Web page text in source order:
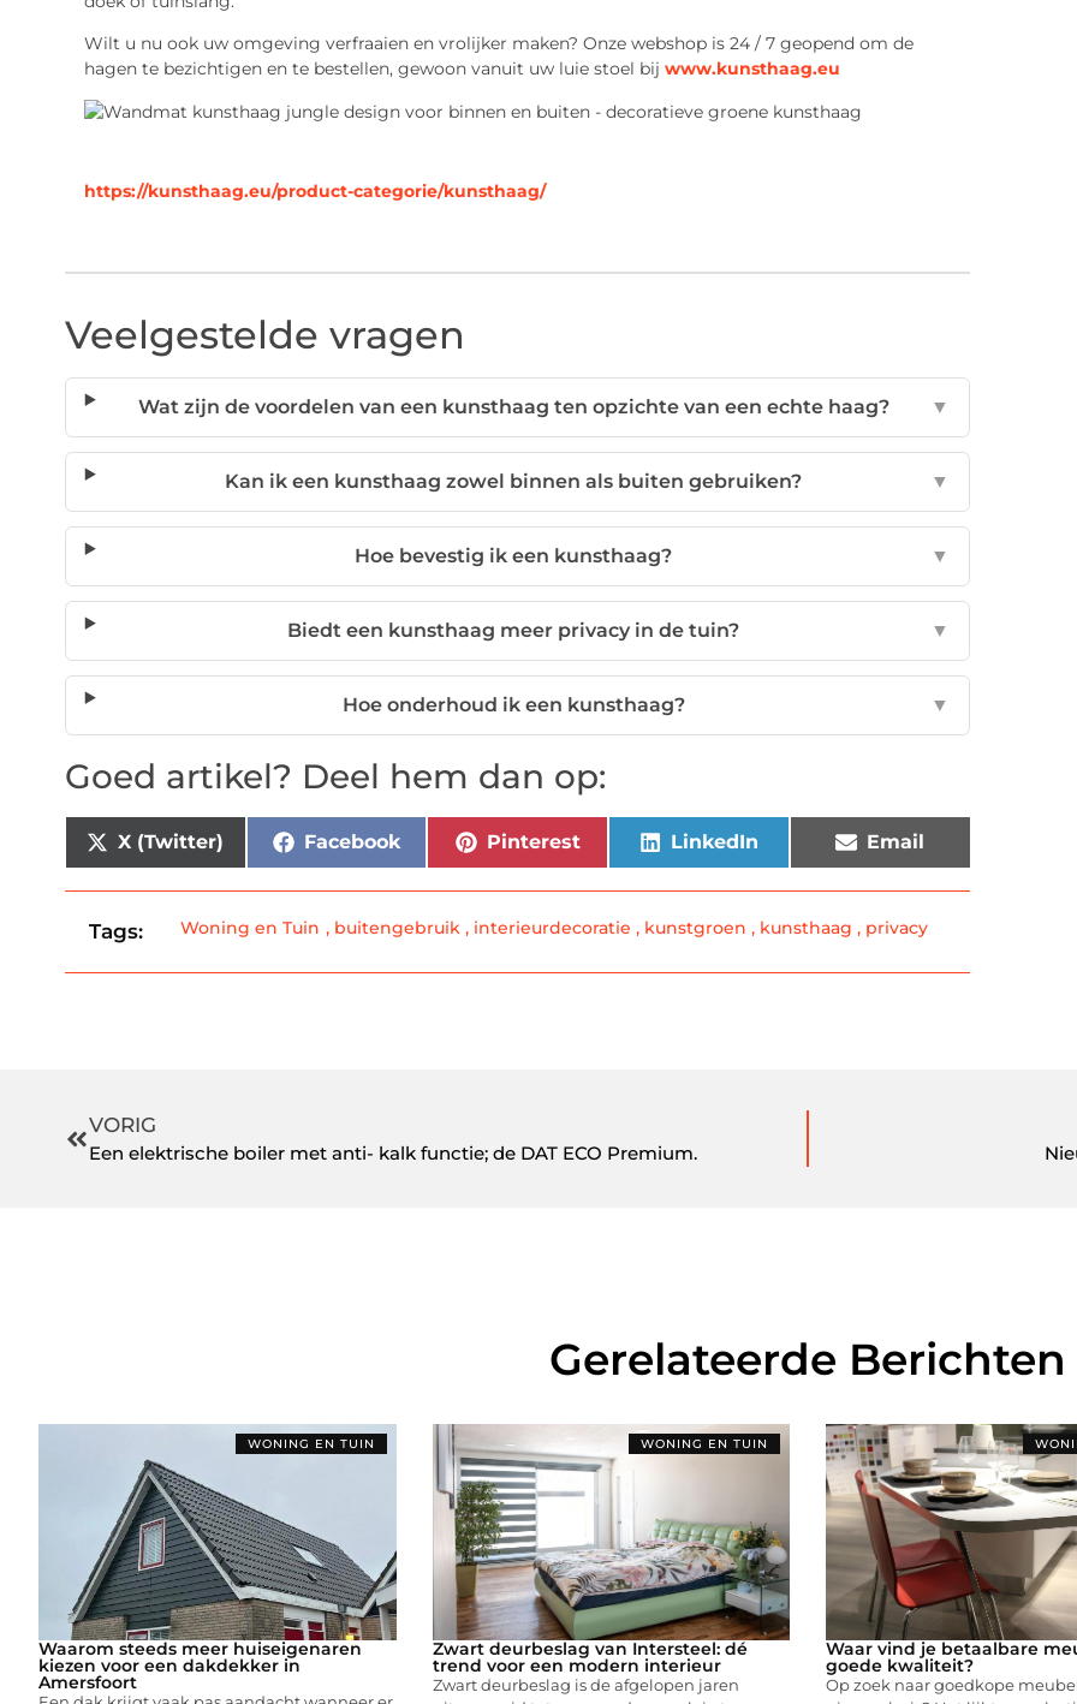
Wilt u nu ook uw omgeving verfraaien en vrolijker maken? Onze webshop is 24 / 7 geopend om de
hagen te bezichtigen en te bestellen, gewoon vanuit uw luie stoel bij www.kunsthaag.eu
https://kunsthaag.eu/product-categorie/kunsthaag/
Veelgestelde vragen
Wat zijn de voordelen van een kunsthaag ten opzichte van een echte haag? ▼
Kan ik een kunsthaag zowel binnen als buiten gebruiken? ▼
Hoe bevestig ik een kunsthaag? ▼
Biedt een kunsthaag meer privacy in de tuin? ▼
Hoe onderhoud ik een kunsthaag? ▼
Goed artikel? Deel hem dan op:
X (Twitter) Facebook Pinterest LinkedIn Email
Tags: Woning en Tuin , buitengebruik , interieurdecoratie , kunstgroen , kunsthaag , privacy
VORIG
Een elektrische boiler met anti- kalk functie; de DAT ECO Premium.
Gerelateerde Berichten
WONING EN TUIN
Waarom steeds meer huiseigenaren
kiezen voor een dakdekker in
Amersfoort
WONING EN TUIN
Zwart deurbeslag van Intersteel: dé
trend voor een modern interieur
Zwart deurbeslag is de afgelopen jaren
Waar vind je betaalbare
goede kwaliteit?
Op zoek naar goedkope